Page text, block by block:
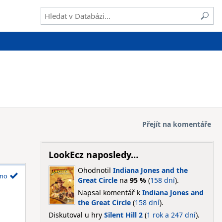
Přejít na komentáře
LookEcz naposledy…
Ohodnotil Indiana Jones and the
Great Circlena 95 %(158 dní).
Napsal komentář k Indiana Jones and
the Great Circle(158 dní).
Diskutoval u hry Silent Hill 2(1 rok a 247 dní).